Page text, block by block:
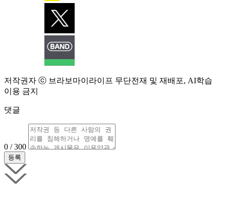
저작권자 ⓒ 브라보마이라이프 무단전재 및 재배포, AI학습
이용 금지
댓글
0 / 300